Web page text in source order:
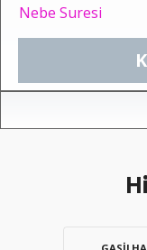
Nebe Suresi